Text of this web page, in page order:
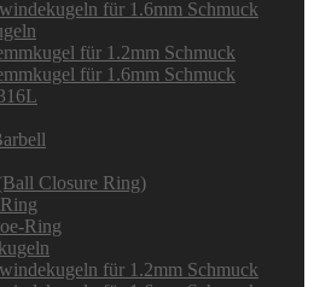
für 1.6mm Schmuck
für 1.2mm Schmuck
für 1.6mm Schmuck
Closure Ring)
Ring
für 1.2mm Schmuck